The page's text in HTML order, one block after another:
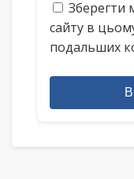
Зберегти
сайту в
подальших